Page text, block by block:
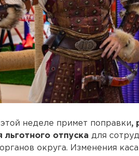
неделе примет поправки,
льготного отпуска для
округа. Изменения